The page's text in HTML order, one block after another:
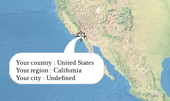
Your country : United States
Your region : California
Your city : Undefined